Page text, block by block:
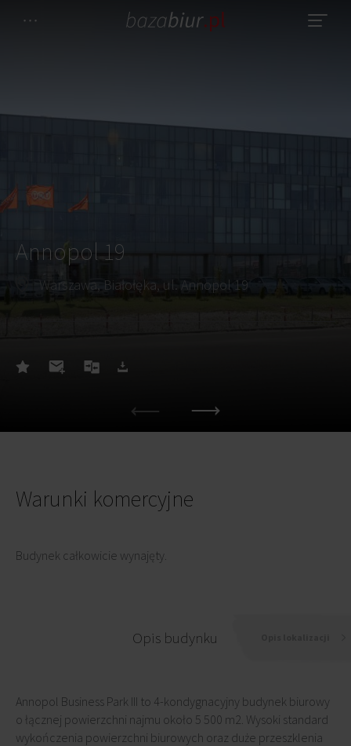
Annopol 19
Warszawa, Białołęka, ul. Annopol 19
Warunki komercyjne
Budynek całkowicie wynajęty.
Opis budynku
Annopol Business Park III to 4-kondygnacyjny budynek biurowy
o łącznej powierzchni najmu około 5 500 m2. Wysoki standard
wykończenia powierzchni biurowych oraz duże przeszklenia